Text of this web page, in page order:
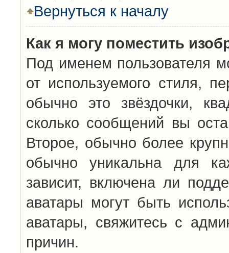
Вернуться к началу
Как я могу поместить
Под именем пользователя
от используемого стиля,
обычно это звёздочки,
сколько сообщений вы
Второе, обычно более
обычно уникальна для
зависит, включена ли
аватары могут быть
аватары, свяжитесь с
причин.